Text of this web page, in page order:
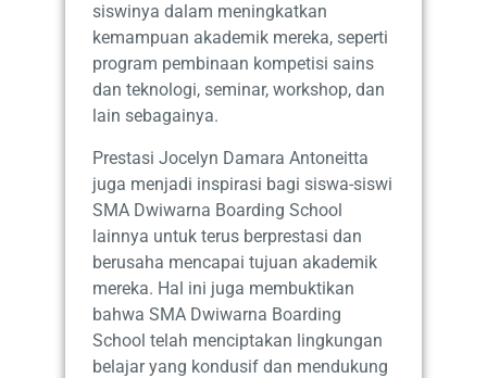
siswinya dalam meningkatkan
kemampuan akademik mereka, seperti
program pembinaan kompetisi sains
dan teknologi, seminar, workshop, dan
lain sebagainya.
Prestasi Jocelyn Damara Antoneitta
juga menjadi inspirasi bagi siswa-siswi
SMA Dwiwarna Boarding School
lainnya untuk terus berprestasi dan
berusaha mencapai tujuan akademik
mereka. Hal ini juga membuktikan
bahwa SMA Dwiwarna Boarding
School telah menciptakan lingkungan
belajar yang kondusif dan mendukung